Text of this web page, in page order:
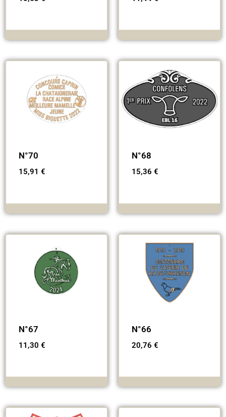
N°70
15,91 €
N°68
15,36 €
N°67
11,30 €
N°66
20,76 €